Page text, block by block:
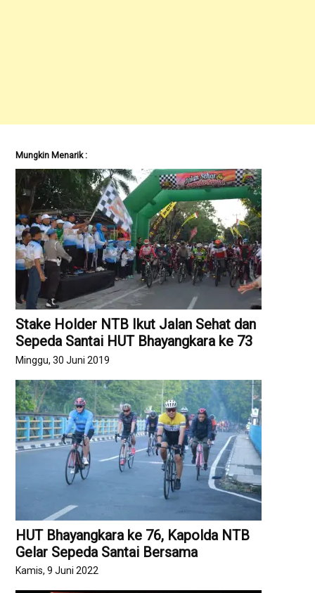
Mungkin Menarik :
Stake Holder NTB Ikut Jalan Sehat dan
Sepeda Santai HUT Bhayangkara ke 73
Minggu, 30 Juni 2019
HUT Bhayangkara ke 76, Kapolda NTB
Gelar Sepeda Santai Bersama
Kamis, 9 Juni 2022